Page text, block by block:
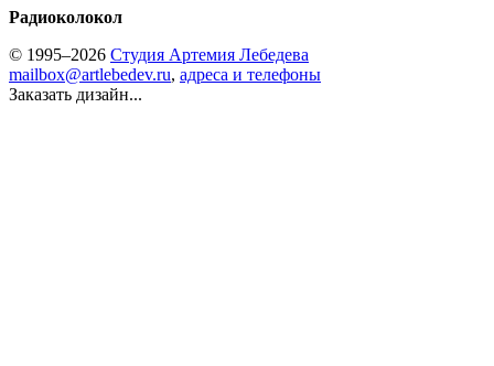
Радиоколокол
© 1995–2026 Студия Артемия Лебедева
mailbox@artlebedev.ru, адреса и телефоны
Заказать дизайн...